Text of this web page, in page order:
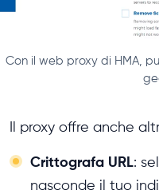
Con il web proxy di HMA,
Il proxy offre anche
Crittografa URL:
nasconde il tuo